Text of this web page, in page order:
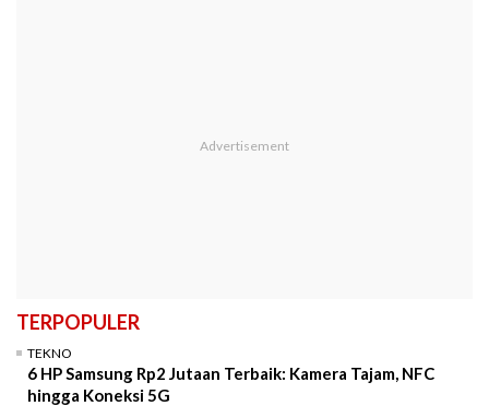
TERPOPULER
TEKNO
6 HP Samsung Rp2 Jutaan Terbaik: Kamera Tajam, NFC
hingga Koneksi 5G